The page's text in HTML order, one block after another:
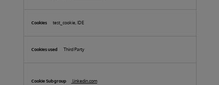
test_cookie, IDE
Third Party
linkedin.com